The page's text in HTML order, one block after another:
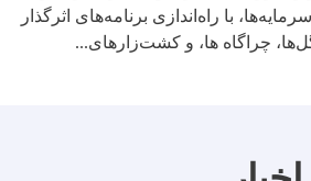
با راه‌اندازی برنامه‌های اثرگذار
چراگاه‌ ها، و کشت‌زارهای...